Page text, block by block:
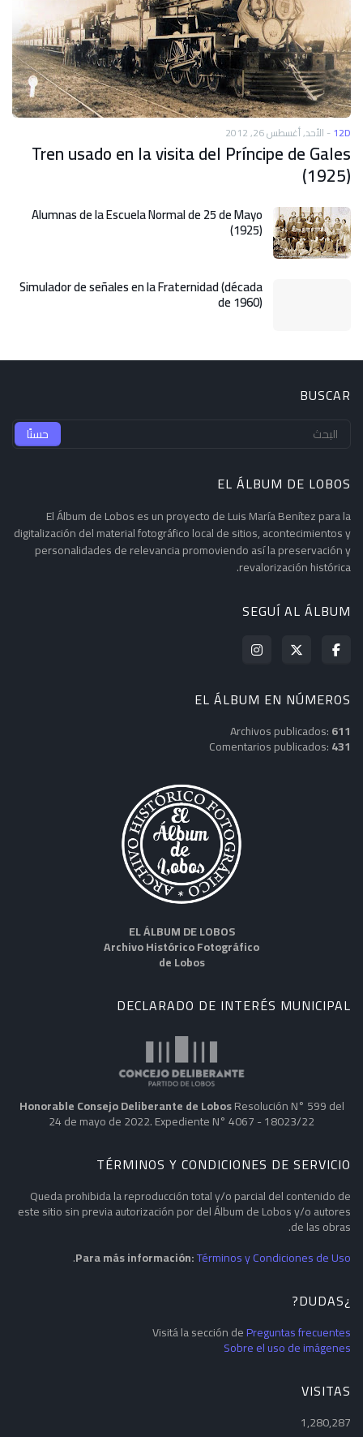
12D
- الأحد, أغسطس 26, 2012
Tren usado en la visita del Príncipe de Gales
(1925)
Alumnas de la Escuela Normal de 25 de Mayo
(1925)
Simulador de señales en la Fraternidad (década
de 1960)
BUSCAR
EL ÁLBUM DE LOBOS
El Álbum de Lobos es un proyecto de Luis María Benítez para la
digitalización del material fotográfico local de sitios, acontecimientos y
personalidades de relevancia promoviendo así la preservación y
revalorización histórica.
SEGUÍ AL ÁLBUM
EL ÁLBUM EN NÚMEROS
Archivos publicados:611
Comentarios publicados:431
EL ÁLBUM DE LOBOS
Archivo Histórico Fotográfico
de Lobos
DECLARADO DE INTERÉS MUNICIPAL
Honorable Consejo Deliberante de LobosResolución N° 599 del
24 de mayo de 2022. Expediente N° 4067 - 18023/22
TÉRMINOS Y CONDICIONES DE SERVICIO
Queda prohibida la reproducción total y/o parcial del contenido de
este sitio sin previa autorización por del Álbum de Lobos y/o autores
de las obras.
Para más información:Términos y Condiciones de Uso
.
¿DUDAS?
Visitá la sección dePreguntas frecuentes
Sobre el uso de imágenes
VISITAS
1,280,287